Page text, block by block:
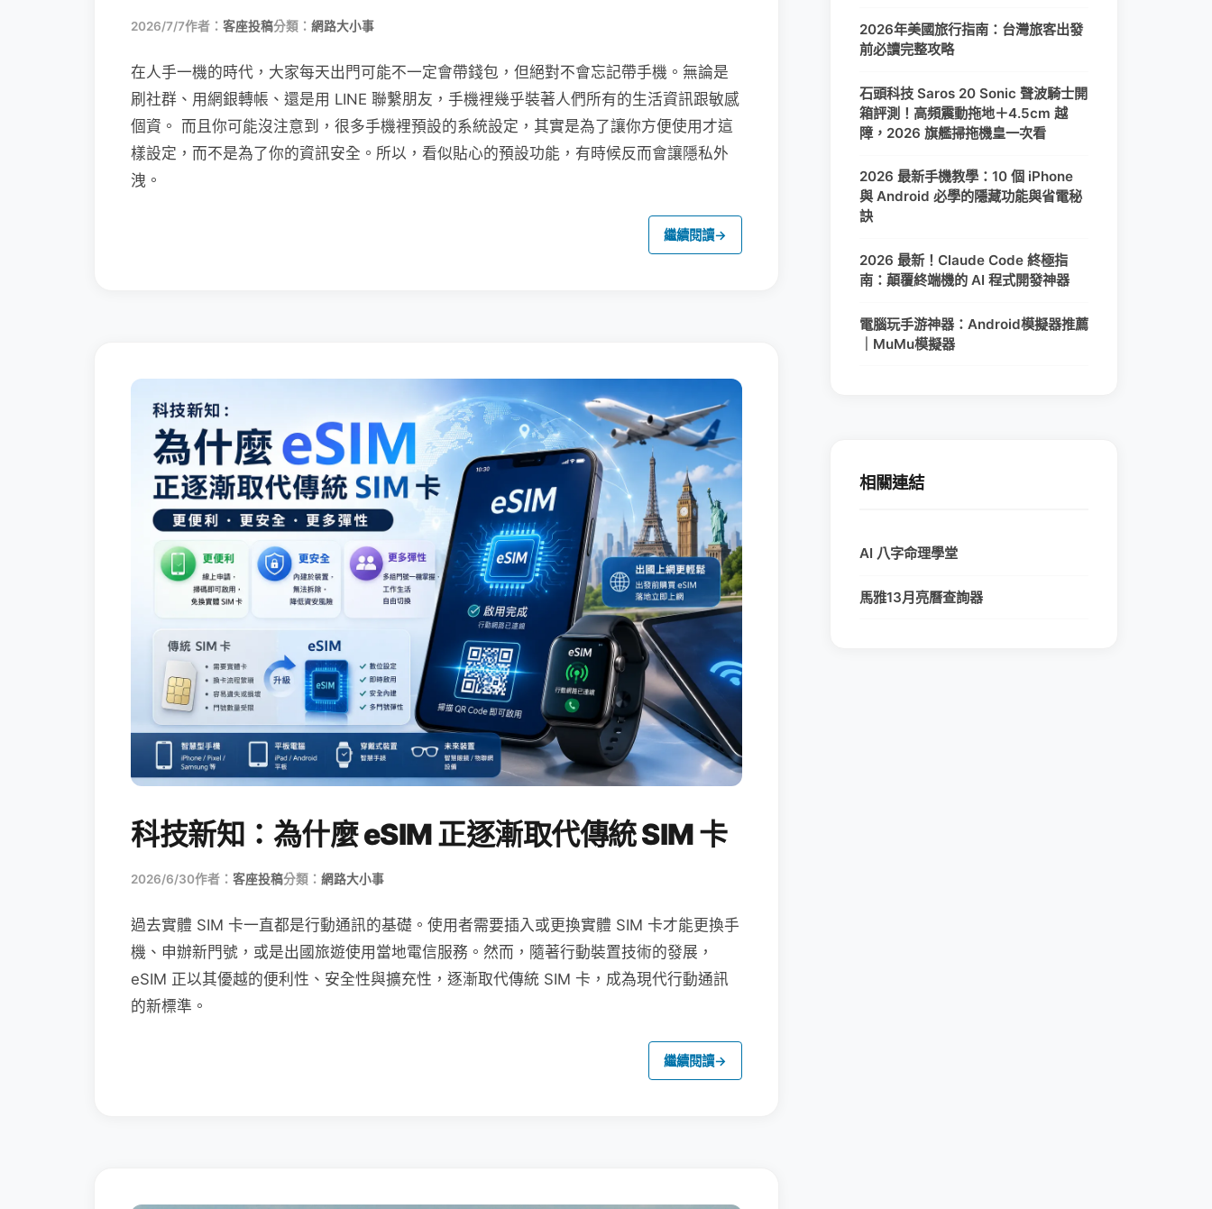
2026/7/7作者： 客座投稿分類： 網路大小事
在人手一機的時代，大家每天出門可能不一定會帶錢包，但絕對不會忘記帶手機。無論是
刷社群、用網銀轉帳、還是用 LINE 聯繫朋友，手機裡幾乎裝著人們所有的生活資訊跟敏感
個資。 而且你可能沒注意到，很多手機裡預設的系統設定，其實是為了讓你方便使用才這
樣設定，而不是為了你的資訊安全。所以，看似貼心的預設功能，有時候反而會讓隱私外
洩。
繼續閱讀→
科技新知：為什麼 eSIM 正逐漸取代傳統 SIM 卡
2026/6/30作者： 客座投稿分類： 網路大小事
過去實體 SIM 卡一直都是行動通訊的基礎。使用者需要插入或更換實體 SIM 卡才能更換手
機、申辦新門號，或是出國旅遊使用當地電信服務。然而，隨著行動裝置技術的發展，
eSIM 正以其優越的便利性、安全性與擴充性，逐漸取代傳統 SIM 卡，成為現代行動通訊
的新標準。
繼續閱讀→
2026年美國旅行指南：台灣旅客出發
前必讀完整攻略
石頭科技 Saros 20 Sonic 聲波騎士開
箱評測！高頻震動拖地＋4.5cm 越
障，2026 旗艦掃拖機皇一次看
2026 最新手機教學：10 個 iPhone
與 Android 必學的隱藏功能與省電秘
訣
2026 最新！Claude Code 終極指
南：顛覆終端機的 AI 程式開發神器
電腦玩手游神器：Android模擬器推薦
｜MuMu模擬器
相關連結
AI 八字命理學堂
馬雅13月亮曆查詢器